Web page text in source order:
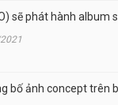
sẽ phát hành album
bố ảnh concept trên